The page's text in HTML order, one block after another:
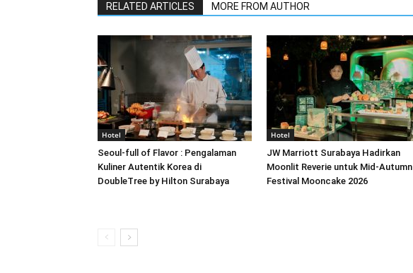
RELATED ARTICLES MORE FROM AUTHOR
Hotel
Seoul-full of Flavor : Pengalaman
Kuliner Autentik Korea di
DoubleTree by Hilton Surabaya
Hotel
JW Marriott Surabaya Hadirkan
Moonlit Reverie untuk Mid-Autumn
Festival Mooncake 2026